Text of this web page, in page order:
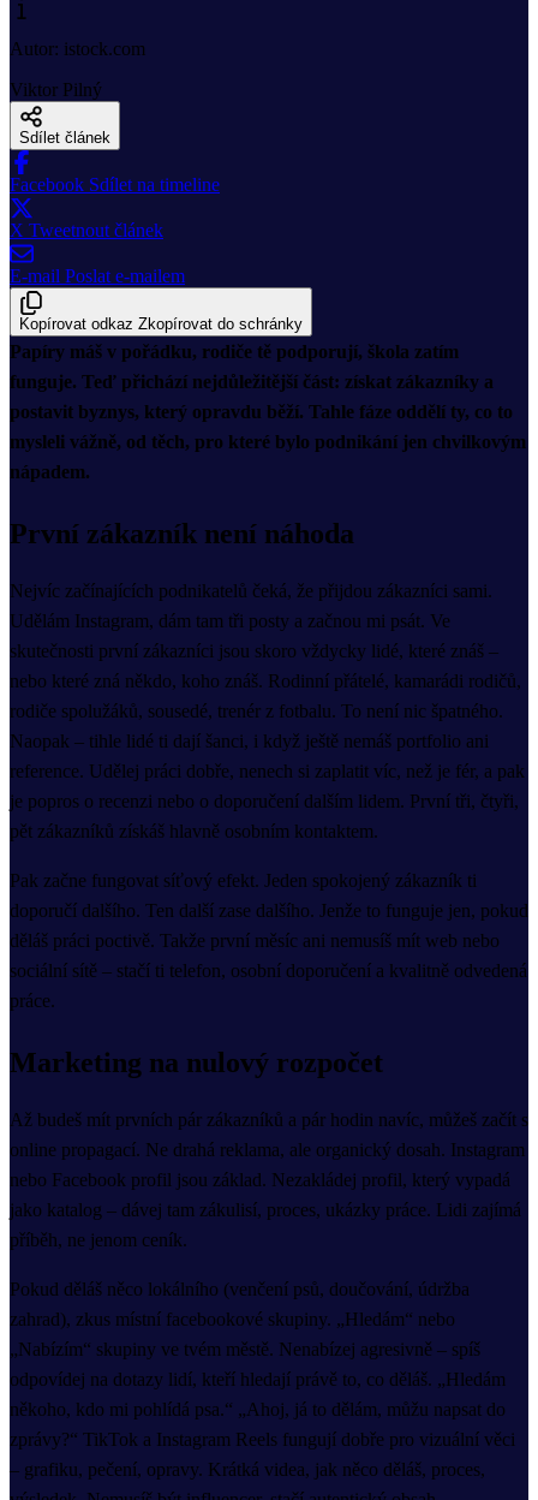
Autor: istock.com
Viktor Pilný
Sdílet článek
Facebook Sdílet na timeline
X Tweetnout článek
E-mail Poslat e-mailem
Kopírovat odkaz Zkopírovat do schránky
Papíry máš v pořádku, rodiče tě podporují, škola zatím
funguje. Teď přichází nejdůležitější část: získat zákazníky a
postavit byznys, který opravdu běží. Tahle fáze oddělí ty, co to
mysleli vážně, od těch, pro které bylo podnikání jen chvilkovým
nápadem.
První zákazník není náhoda
Nejvíc začínajících podnikatelů čeká, že přijdou zákazníci sami.
Udělám Instagram, dám tam tři posty a začnou mi psát. Ve
skutečnosti první zákazníci jsou skoro vždycky lidé, které znáš –
nebo které zná někdo, koho znáš. Rodinní přátelé, kamarádi rodičů,
rodiče spolužáků, sousedé, trenér z fotbalu. To není nic špatného.
Naopak – tihle lidé ti dají šanci, i když ještě nemáš portfolio ani
reference. Udělej práci dobře, nenech si zaplatit víc, než je fér, a pak
je popros o recenzi nebo o doporučení dalším lidem. První tři, čtyři,
pět zákazníků získáš hlavně osobním kontaktem.
Pak začne fungovat síťový efekt. Jeden spokojený zákazník ti
doporučí dalšího. Ten další zase dalšího. Jenže to funguje jen, pokud
děláš práci poctivě. Takže první měsíc ani nemusíš mít web nebo
sociální sítě – stačí ti telefon, osobní doporučení a kvalitně odvedená
práce.
Marketing na nulový rozpočet
Až budeš mít prvních pár zákazníků a pár hodin navíc, můžeš začít s
online propagací. Ne drahá reklama, ale organický dosah. Instagram
nebo Facebook profil jsou základ. Nezakládej profil, který vypadá
jako katalog – dávej tam zákulisí, proces, ukázky práce. Lidi zajímá
příběh, ne jenom ceník.
Pokud děláš něco lokálního (venčení psů, doučování, údržba
zahrad), zkus místní facebookové skupiny. „Hledám“ nebo
„Nabízím“ skupiny ve tvém městě. Nenabízej agresivně – spíš
odpovídej na dotazy lidí, kteří hledají právě to, co děláš. „Hledám
někoho, kdo mi pohlídá psa.“ „Ahoj, já to dělám, můžu napsat do
zprávy?“ TikTok a Instagram Reels fungují dobře pro vizuální věci
– grafiku, pečení, opravy. Krátká videa, jak něco děláš, proces,